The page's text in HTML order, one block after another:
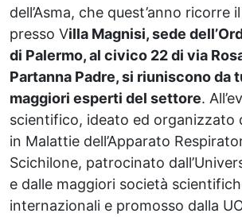
dell’Asma, che quest’anno ricorre
presso Villa Magnisi, sede
di Palermo, al civico 22 di via
Partanna Padre, si riuniscono da
maggiori esperti del settore.
scientifico, ideato ed organizzato
in Malattie dell’Apparato
Scichilone, patrocinato
e dalle maggiori società
internazionali e promosso dalla